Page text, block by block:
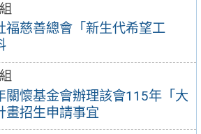
福慈善總會「新生代希望工
關懷基金會辦理該會115年「大
畫招生申請事宜